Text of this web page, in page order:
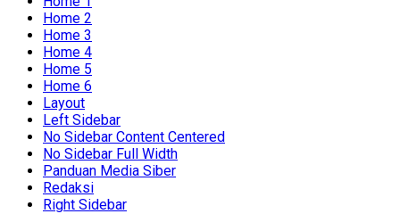
Home 2
Home 3
Home 4
Home 5
Home 6
Layout
Left Sidebar
No Sidebar Content Centered
No Sidebar Full Width
Panduan Media Siber
Redaksi
Right Sidebar